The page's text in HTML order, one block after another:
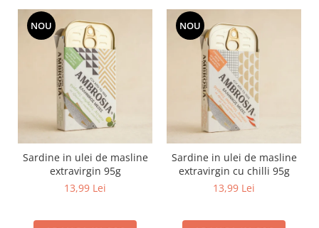
NOU
Sardine in ulei de masline
extravirgin 95g
13,99 Lei
NOU
Sardine in ulei de masline
extravirgin cu chilli 95g
13,99 Lei